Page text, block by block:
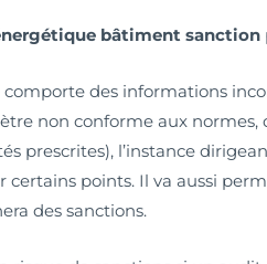
bâtiment sanction
comporte des informations
non conforme aux
prescrites), l’instance
certains points. Il va aussi
des sanctions.